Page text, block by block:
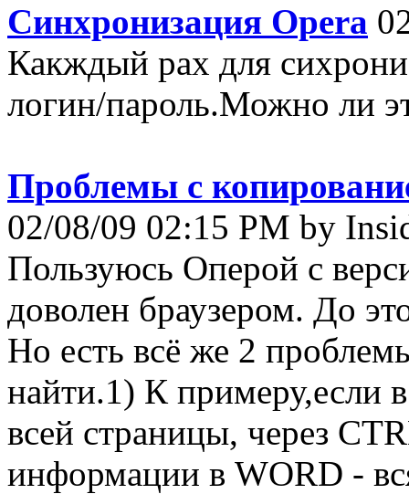
Синхронизация Opera
Какждый рах для
логин/пароль.Можно ли
Проблемы с
02/08/09 02:15 PM by
Пользуюсь Оперой с
доволен браузером. До
Но есть всё же 2
найти.1) К примеру,если
всей страницы, через
информации в WORD -